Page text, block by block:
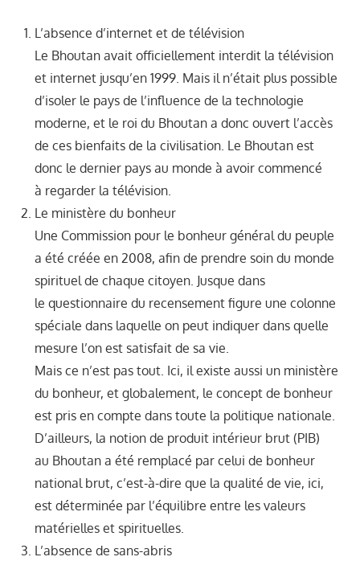
L’absence d’internet et de télévision
Le Bhoutan avait officiellement interdit la télévision
et internet jusqu’en 1999. Mais il n’était plus possible
d’isoler le pays de l’influence de la technologie
moderne, et le roi du Bhoutan a donc ouvert l’accès
de ces bienfaits de la civilisation. Le Bhoutan est
donc le dernier pays au monde à avoir commencé
à regarder la télévision.
Le ministère du bonheur
Une Commission pour le bonheur général du peuple
a été créée en 2008, afin de prendre soin du monde
spirituel de chaque citoyen. Jusque dans
le questionnaire du recensement figure une colonne
spéciale dans laquelle on peut indiquer dans quelle
mesure l’on est satisfait de sa vie.
Mais ce n’est pas tout. Ici, il existe aussi un ministère
du bonheur, et globalement, le concept de bonheur
est pris en compte dans toute la politique nationale.
D’ailleurs, la notion de produit intérieur brut (PIB)
au Bhoutan a été remplacé par celui de bonheur
national brut, c’est-à-dire que la qualité de vie, ici,
est déterminée par l’équilibre entre les valeurs
matérielles et spirituelles.
L’absence de sans-abris